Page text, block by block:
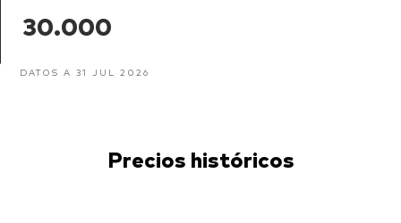
30.000
DATOS A 31 JUL 2026
Precios históricos